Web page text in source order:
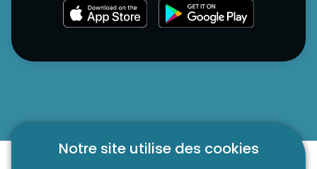
Notre site utilise des cookies